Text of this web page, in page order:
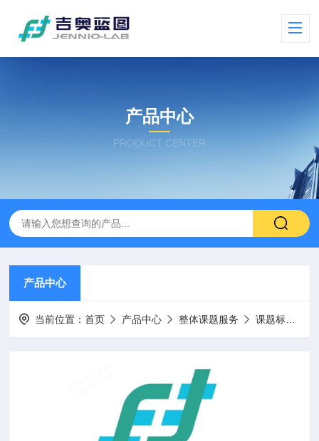
产品中心
PRODUCT CENTER
产品中心
当前位置：首页 产品中心 整体课题服务 课题标书设计项目申报